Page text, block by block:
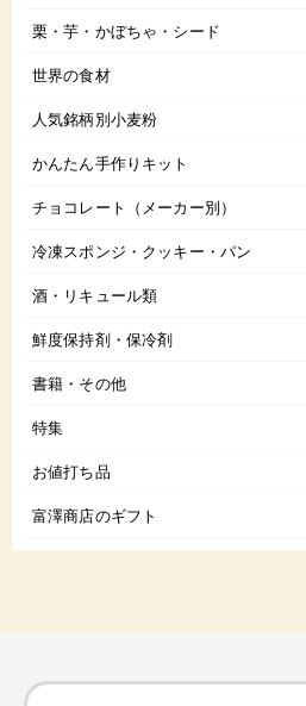
栗・芋・かぼちゃ・シード
世界の食材
人気銘柄別小麦粉
かんたん手作りキット
チョコレート（メーカー別）
冷凍スポンジ・クッキー・パン
酒・リキュール類
鮮度保持剤・保冷剤
書籍・その他
特集
お値打ち品
富澤商店のギフト